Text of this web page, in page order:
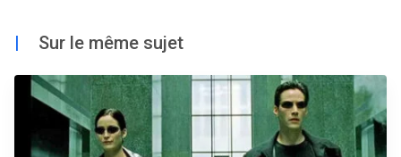
| Sur le même sujet